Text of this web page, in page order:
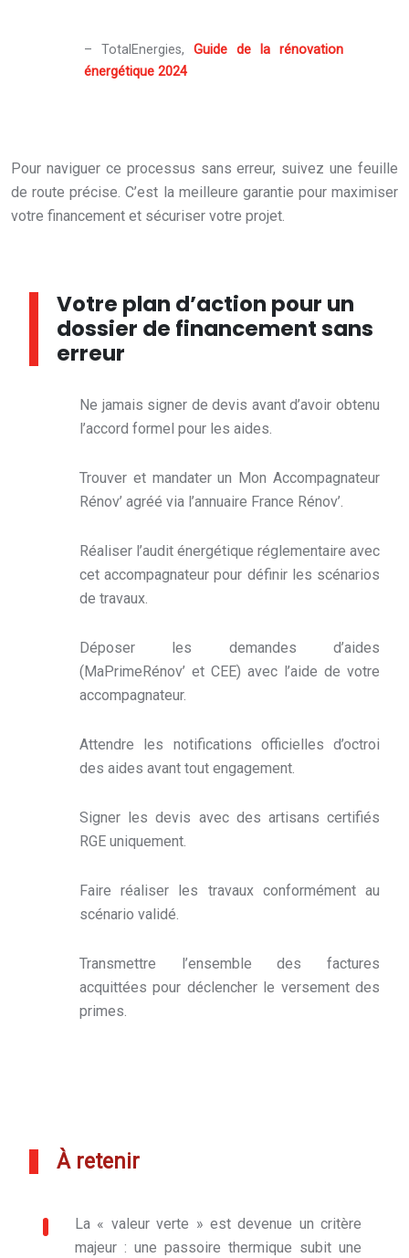
– TotalEnergies, Guide de la rénovation
énergétique 2024
Pour naviguer ce processus sans erreur, suivez une feuille
de route précise. C’est la meilleure garantie pour maximiser
votre financement et sécuriser votre projet.
Votre plan d’action pour un
dossier de financement sans
erreur
Ne jamais signer de devis avant d’avoir obtenu
l’accord formel pour les aides.
Trouver et mandater un Mon Accompagnateur
Rénov’ agréé via l’annuaire France Rénov’.
Réaliser l’audit énergétique réglementaire avec
cet accompagnateur pour définir les scénarios
de travaux.
Déposer les demandes d’aides
(MaPrimeRénov’ et CEE) avec l’aide de votre
accompagnateur.
Attendre les notifications officielles d’octroi
des aides avant tout engagement.
Signer les devis avec des artisans certifiés
RGE uniquement.
Faire réaliser les travaux conformément au
scénario validé.
Transmettre l’ensemble des factures
acquittées pour déclencher le versement des
primes.
À retenir
La « valeur verte » est devenue un critère
majeur : une passoire thermique subit une